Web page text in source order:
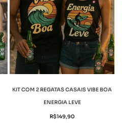
KIT COM 2 REGATAS CASAIS VIBE BOA
ENERGIA LEVE
R$149,90